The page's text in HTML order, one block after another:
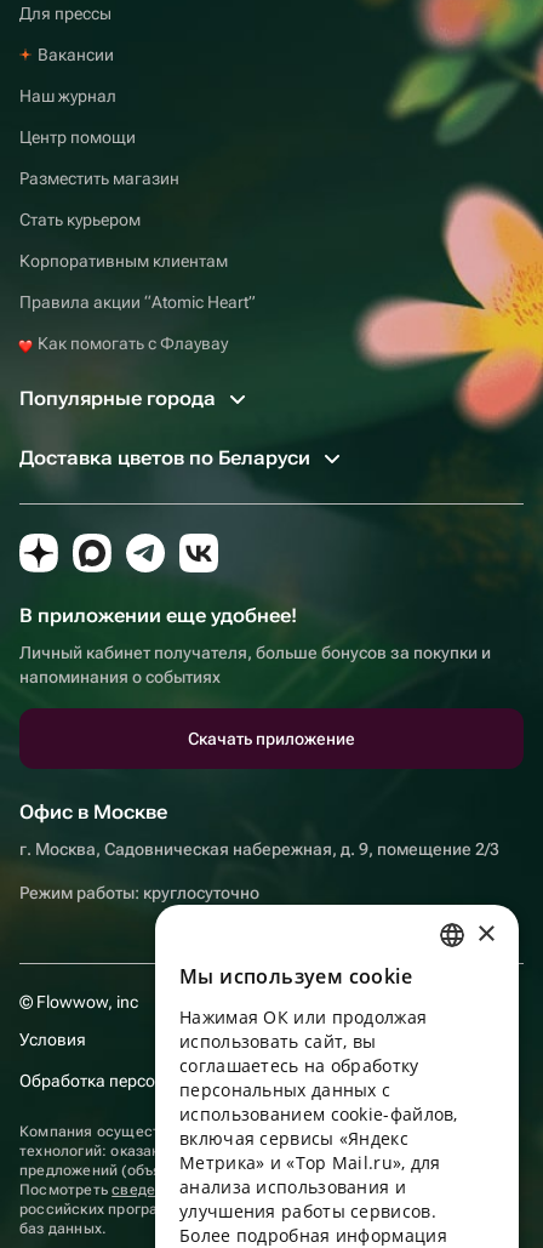
Для прессы
Вакансии
Наш журнал
Центр помощи
Разместить магазин
Стать курьером
Корпоративным клиентам
Правила акции “Atomic Heart”
Как помогать с Флаувау
Популярные города
Доставка цветов по Беларуси
В приложении еще удобнее!
Личный кабинет получателя, больше бонусов за покупки и
напоминания о событиях
Скачать приложение
Офис в Москве
г. Москва, Садовническая набережная, д. 9, помещение 2/3
Режим работы: круглосуточно
© Flowwow, inc
Условия
Обработка персональных данных
Компания осуществляет деятельность в области информационных
технологий: оказание услуг в сети “Интернет” по размещению
предложений (объявлений) продавцов о реализации товаров.
Посмотретьсведения о программах, включенных в реестр
российских программ для электронных вычислительных машин и
баз данных.
ENGLISH
UKRAINIAN
PORTUGUESE
×
Мы используем сookie
Нажимая ОК или продолжая
использовать сайт, вы
соглашаетесь на обработку
персональных данных с
использованием cookie-файлов,
включая сервисы «Яндекс
Метрика» и «Top Mail.ru», для
анализа использования и
улучшения работы сервисов.
Более подробная информация